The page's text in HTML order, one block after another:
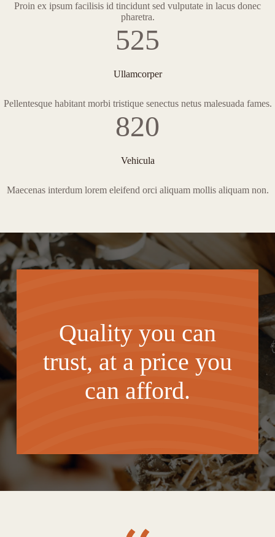
Proin ex ipsum facilisis id tincidunt sed vulputate in lacus donec
pharetra.
525
Ullamcorper
Pellentesque habitant morbi tristique senectus netus malesuada fames.
820
Vehicula
Maecenas interdum lorem eleifend orci aliquam mollis aliquam non.
Quality you can
trust, at a price you
can afford.